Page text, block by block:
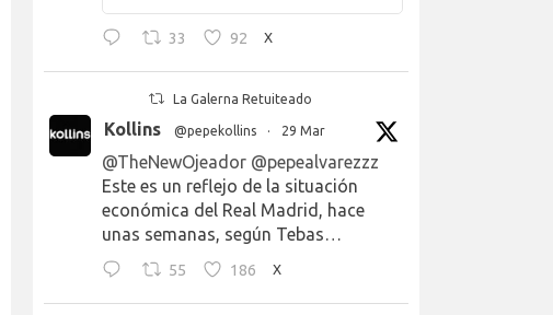
33 92 X
La Galerna Retuiteado
Kollins @pepekollins · 29 Mar
@TheNewOjeador @pepealvarezzz
Este es un reflejo de la situación
económica del Real Madrid, hace
unas semanas, según Tebas…
55 186 X